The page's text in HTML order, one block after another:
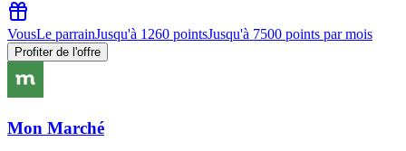
VousLe parrainJusqu'à 1260 pointsJusqu'à 7500 points par mois
Profiter de l'offre
Mon Marché